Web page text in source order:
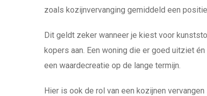
zoals kozijnvervanging gemiddeld een
Dit geldt zeker wanneer je kiest voor
kopers aan. Een woning die er goed uitziet
een waardecreatie op de lange termijn.
Hier is ook de rol van een kozijnen